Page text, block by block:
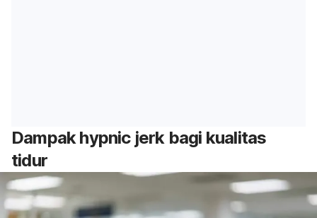
Dampakhypnic jerk bagi kualitas
tidur